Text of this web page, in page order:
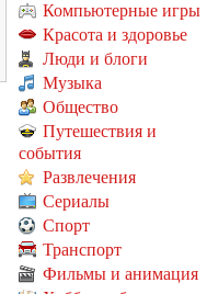
Компьютерные игры
Красота и здоровье
Люди и блоги
Музыка
Общество
Путешествия и
события
Развлечения
Сериалы
Спорт
Транспорт
Фильмы и анимация